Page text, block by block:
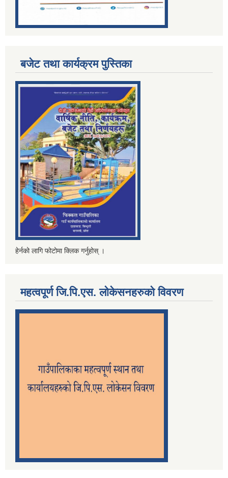
बजेट तथा कार्यक्रम पुस्तिका
हेर्नको लागि फोटोमा क्लिक गर्नुहोस् ।
महत्वपूर्ण जि.पि.एस. लोकेसनहरुको विवरण